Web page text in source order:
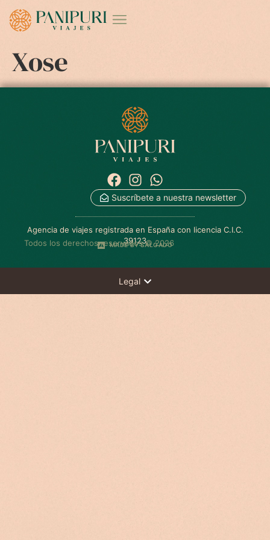
Xose
Suscríbete a nuestra newsletter
Agencia de viajes registrada en España con licencia C.I.C.
39123
Todos los derechos reservados © 2026
MADE BY SALGADO
Legal